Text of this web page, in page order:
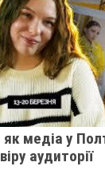
медіа у
аудиторії